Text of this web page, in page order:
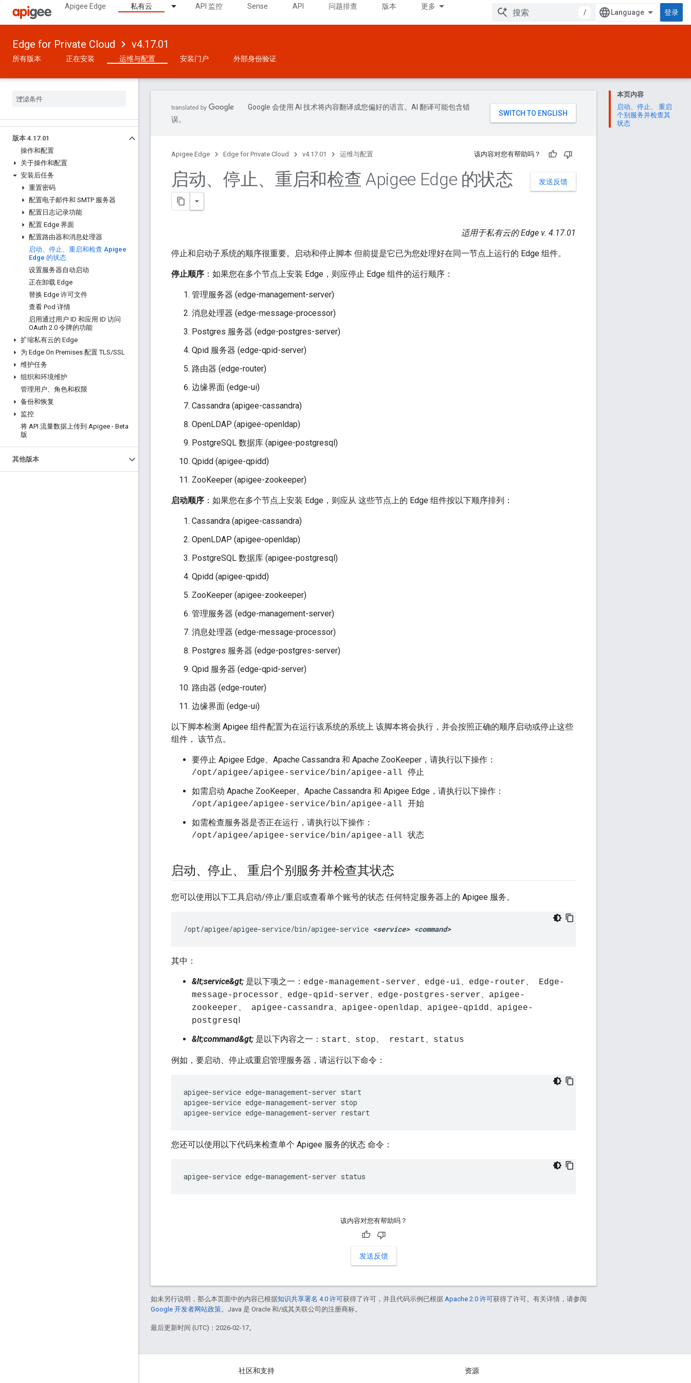
Apigee Edge 私有云 API 监控 Sense API 问题排查 版本 更多
/ 登录
Edge for Private Cloud v4.17.01
所有版本 正在安装 运维与配置 安装门户 外部身份验证
版本 4.17.01
操作和配置
关于操作和配置
安装后任务
重置密码
配置电子邮件和 SMTP 服务器
配置日志记录功能
配置 Edge 界面
配置路由器和消息处理器
启动、停止、重启和检查 Apigee
Edge 的状态
设置服务器自动启动
正在卸载 Edge
替换 Edge 许可文件
查看 Pod 详情
启用通过用户 ID 和应用 ID 访问
OAuth 2.0 令牌的功能
扩缩私有云的 Edge
为 Edge On Premises 配置 TLS/SSL
维护任务
组织和环境维护
管理用户、角色和权限
备份和恢复
监控
将 API 流量数据上传到 Apigee - Beta
版
其他版本
本页内容
启动、停止、 重启
个别服务并检查其
状态
Google 会使用 AI 技术将内容翻译成您偏好的语言。AI 翻译可能包含错
误。
Apigee Edge Edge for Private Cloud v4.17.01 运维与配置 该内容对您有帮助吗？
发送反馈
启动、停止、重启和检查 Apigee Edge 的状态
适用于私有云的 Edge v. 4.17.01
停止和启动子系统的顺序很重要。启动和停止脚本 但前提是它已为您处理好在同一节点上运行的 Edge 组件。
停止顺序 ：如果您在多个节点上安装 Edge，则应停止 Edge 组件的运行顺序：
管理服务器 (edge-management-server)
消息处理器 (edge-message-processor)
Postgres 服务器 (edge-postgres-server)
Qpid 服务器 (edge-qpid-server)
路由器 (edge-router)
边缘界面 (edge-ui)
Cassandra (apigee-cassandra)
OpenLDAP (apigee-openldap)
PostgreSQL 数据库 (apigee-postgresql)
Qpidd (apigee-qpidd)
ZooKeeper (apigee-zookeeper)
启动顺序 ：如果您在多个节点上安装 Edge，则应从 这些节点上的 Edge 组件按以下顺序排列：
Cassandra (apigee-cassandra)
OpenLDAP (apigee-openldap)
PostgreSQL 数据库 (apigee-postgresql)
Qpidd (apigee-qpidd)
ZooKeeper (apigee-zookeeper)
管理服务器 (edge-management-server)
消息处理器 (edge-message-processor)
Postgres 服务器 (edge-postgres-server)
Qpid 服务器 (edge-qpid-server)
路由器 (edge-router)
边缘界面 (edge-ui)
以下脚本检测 Apigee 组件配置为在运行该系统的系统上 该脚本将会执行，并会按照正确的顺序启动或停止这些
组件， 该节点。
要停止 Apigee Edge、Apache Cassandra 和 Apache ZooKeeper，请执行以下操作：
/opt/apigee/apigee-service/bin/apigee-all 停止
如需启动 Apache ZooKeeper、Apache Cassandra 和 Apigee Edge，请执行以下操作：
/opt/apigee/apigee-service/bin/apigee-all 开始
如需检查服务器是否正在运行，请执行以下操作：
/opt/apigee/apigee-service/bin/apigee-all 状态
启动、停止、 重启个别服务并检查其状态
您可以使用以下工具启动/停止/重启或查看单个账号的状态 任何特定服务器上的 Apigee 服务。
/opt/apigee/apigee-service/bin/apigee-service <service> <command>
其中：
&lt;service&gt; 是以下项之一： edge-management-server、edge-ui、edge-router、 Edge-
message-processor、edge-qpid-server、edge-postgres-server、apigee-
zookeeper、 apigee-cassandra、apigee-openldap、apigee-qpidd、apigee-
postgresql
&lt;command&gt; 是以下内容之一： start、stop、 restart、status
例如，要启动、停止或重启管理服务器，请运行以下命令：
apigee-service edge-management-server start
apigee-service edge-management-server stop
apigee-service edge-management-server restart
您还可以使用以下代码来检查单个 Apigee 服务的状态 命令：
apigee-service edge-management-server status
该内容对您有帮助吗？
发送反馈
如未另行说明，那么本页面中的内容已根据知识共享署名 4.0 许可获得了许可，并且代码示例已根据 Apache 2.0 许可获得了许可。有关详情，请参阅
Google 开发者网站政策。Java 是 Oracle 和/或其关联公司的注册商标。
最后更新时间 (UTC)：2026-02-17。
社区和支持 资源